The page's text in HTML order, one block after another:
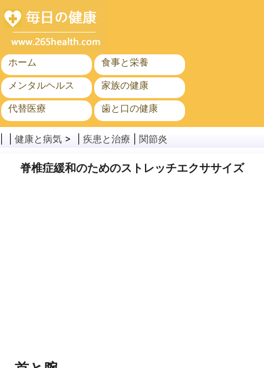
ホーム
食事と栄養
メンタルヘルス
家族の健康
代替医療
歯と口の健康
がん
公衆衛生
健康と病気 > | 疾患と治療 関節炎
脊椎症緩和のためのストレッチエクササイズ